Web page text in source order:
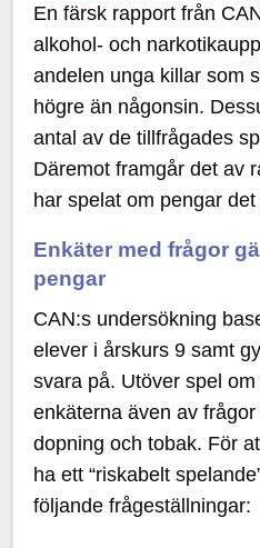
En färsk rapport från
alkohol- och
andelen unga killar som
högre än någonsin.
antal av de tillfrågades
Däremot framgår det av
har spelat om pengar
Enkäter med frågor
pengar
CAN:s undersökning
elever i årskurs 9 samt
svara på. Utöver spel
enkäterna även av
dopning och tobak. För
ha ett “riskabelt
följande frågeställningar: